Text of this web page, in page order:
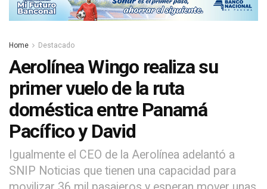
Home Destacado
Aerolínea Wingo realiza su
primer vuelo de la ruta
doméstica entre Panamá
Pacífico y David
Igualmente el CEO de la Aerolínea adelantó a
SNIP Noticias que tienen una capacidad para